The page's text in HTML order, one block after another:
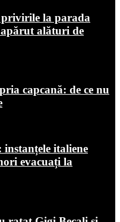
la parada
alături de
capcană: de ce nu
italiene
evacuați la